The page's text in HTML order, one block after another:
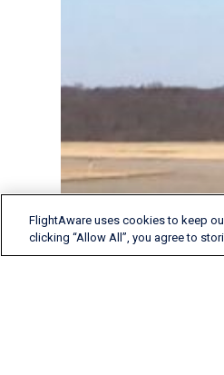
FlightAware uses cookies to keep
clicking “Allow All”, you agree to